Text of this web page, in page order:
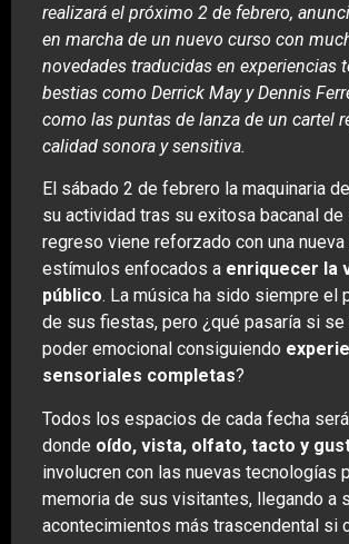
realizará el próximo 2 de febrero,
en marcha de un nuevo curso con
novedades traducidas en experiencias
bestias como Derrick May y Dennis
como las puntas de lanza de un cartel
calidad sonora y sensitiva.
El sábado 2 de febrero la maquinaria
su actividad tras su exitosa bacanal de
regreso viene reforzado con una
estímulos enfocados a enriquecer la
público. La música ha sido siempre el
de sus fiestas, pero ¿qué pasaría si
poder emocional consiguiendo
sensoriales completas?
Todos los espacios de cada fecha
donde oído, vista, olfato, tacto y
involucren con las nuevas tecnologías
memoria de sus visitantes, llegando a
acontecimientos más trascendental si